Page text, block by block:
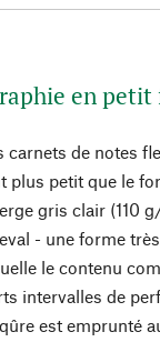
en
carnets de notes
plus petit que le
gris clair (110
- une forme
le contenu
intervalles de
est emprunté